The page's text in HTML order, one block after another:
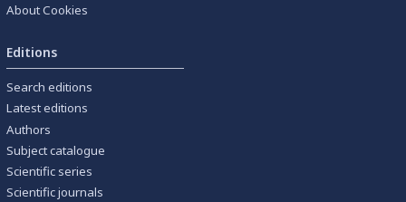
About Cookies
Editions
Search editions
Latest editions
Authors
Subject catalogue
Scientific series
Scientific journals